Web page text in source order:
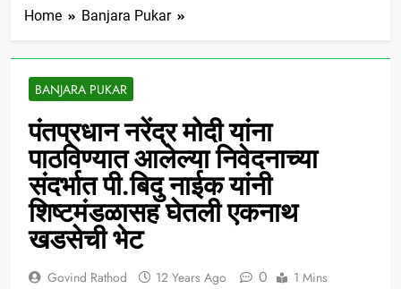
Home Banjara Pukar
BANJARA PUKAR
पंतप्रधान नरेंद्र मोदी यांना
पाठविण्यात आलेल्या निवेदनाच्या
संदर्भात पी.बिदु नाईक यांनी
शिष्टमंडळासह घेतली एकनाथ
खडसेची भेट
Govind Rathod 12 Years Ago 0 1 Mins